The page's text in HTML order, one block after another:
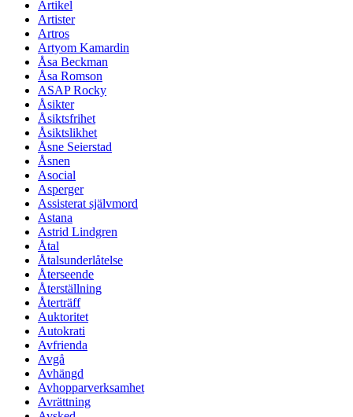
Artikel
Artister
Artros
Artyom Kamardin
Åsa Beckman
Åsa Romson
ASAP Rocky
Åsikter
Åsiktsfrihet
Åsiktslikhet
Åsne Seierstad
Åsnen
Asocial
Asperger
Assisterat självmord
Astana
Astrid Lindgren
Åtal
Åtalsunderlåtelse
Återseende
Återställning
Återträff
Auktoritet
Autokrati
Avfrienda
Avgå
Avhängd
Avhopparverksamhet
Avrättning